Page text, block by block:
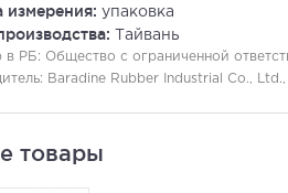
измерения: упаковка
Тайвань
в РБ: Общество с ограниченной
Baradine Rubber Industrial Co.,
товары